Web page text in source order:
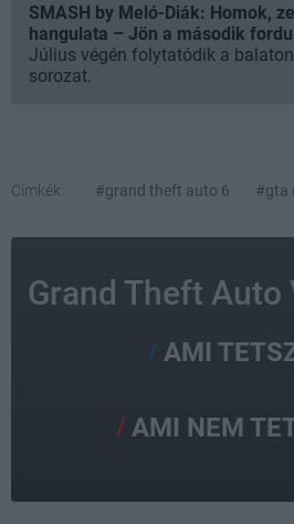
SMASH by Meló-Diák: Homok,
hangulata – Jön a második
Július végén folytatódik a
sorozat.
Címkék: #grand theft auto 6 #gta
Grand Theft Auto
AMI
AMI NEM